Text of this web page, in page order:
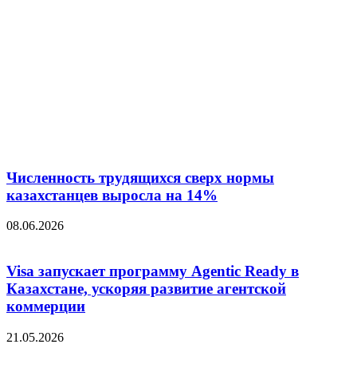
Численность трудящихся сверх нормы
казахстанцев выросла на 14%
08.06.2026
Visa запускает программу Agentic Ready в
Казахстане, ускоряя развитие агентской
коммерции
21.05.2026